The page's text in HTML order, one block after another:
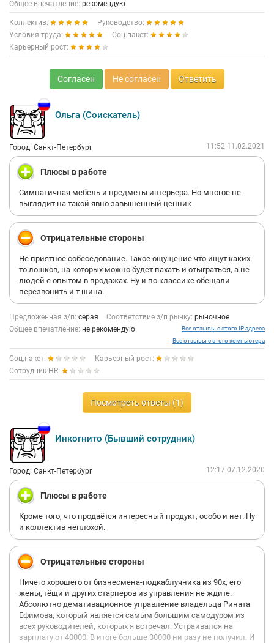
Общее впечатление: рекомендую
Коллектив:
Руководство:
Условия труда:
Соц.пакет:
Карьерный рост:
Согласен Не согласен Ответить
Ольга (Соискатель)
Город: Санкт-Петербург 11:52 11.02.2021
Плюсы в работе
Симпатичная мебель и предметы интерьера. Но многое не
выглядит на такой явно завышенный ценник
Отрицательные стороны
Не приятное собеседование. Такое ощущение что ищут каких-
то лошков, на которых можно будет пахать и отыграться, а не
людей с опытом в продажах. Ну и по классике обещали
перезвонить и т шина.
Предложенная з/п: серая Соответствие з/п рынку: рыночное
Общее впечатление: не рекомендую
Все отзывы с этого IP адреса
Все отзывы с этого компьютера
Соц.пакет:
Карьерный рост:
Сотрудник HR:
Посмотреть ответы (1)
Инкогнито (Бывший сотрудник)
Город: Санкт-Петербург 12:17 07.12.2020
Плюсы в работе
Кроме того, что продаётся интересный продукт, особо и нет. Ну
и коллектив неплохой.
Отрицательные стороны
Ничего хорошего от бизнесмена-подкаблучника из 90х, его
жены, тёщи и других старперов из управления не ждите.
Абсолютно демативационное управление владельца Рината
Ефимова, который является самым большим самодуром из
всех руководителей, которых я встречал. Устраивался на
зарплату от 40000. В итоге больше 30000 ни разу не получил. И